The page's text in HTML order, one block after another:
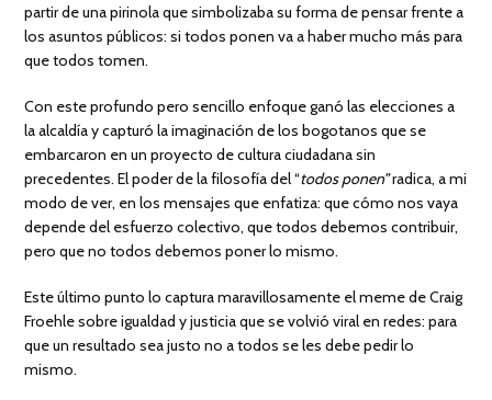
partir de una pirinola que simbolizaba su forma de pensar frente a
los asuntos públicos: si todos ponen va a haber mucho más para
que todos tomen.
Con este profundo pero sencillo enfoque ganó las elecciones a
la alcaldía y capturó la imaginación de los bogotanos que se
embarcaron en un proyecto de cultura ciudadana sin
precedentes. El poder de la filosofía del “todos ponen”radica, a mi
modo de ver, en los mensajes que enfatiza: que cómo nos vaya
depende del esfuerzo colectivo, que todos debemos contribuir,
pero que no todos debemos poner lo mismo.
Este último punto lo captura maravillosamente el meme de Craig
Froehle sobre igualdad y justicia que se volvió viral en redes: para
que un resultado sea justo no a todos se les debe pedir lo
mismo.